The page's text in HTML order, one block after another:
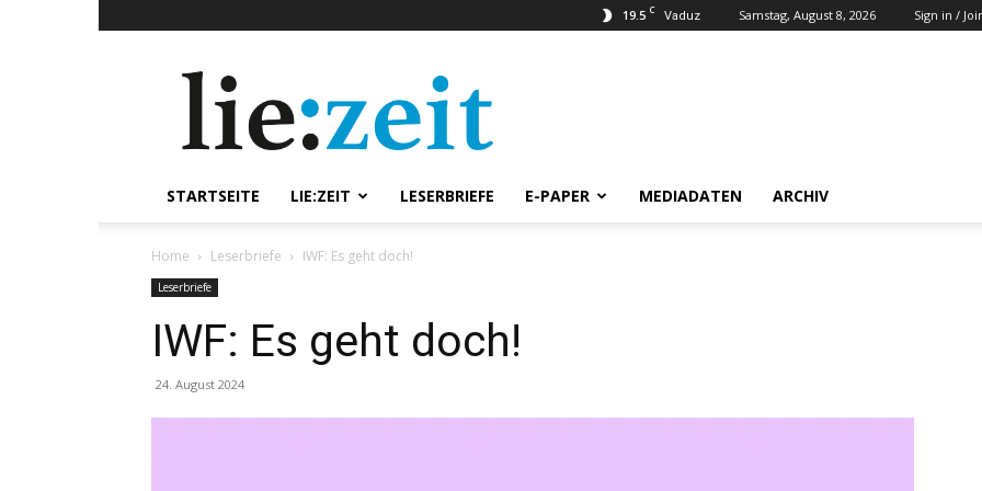
19.5 C Vaduz Samstag, August 8, 2026 Sign in /
STARTSEITE LIE:ZEIT LESERBRIEFE E-PAPER MEDIADATEN ARCHIV
Home Leserbriefe IWF: Es geht doch!
Leserbriefe
IWF: Es geht doch!
24. August 2024